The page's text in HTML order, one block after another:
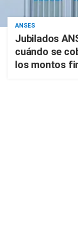
ANSES
Jubilados
cuándo se
los montos